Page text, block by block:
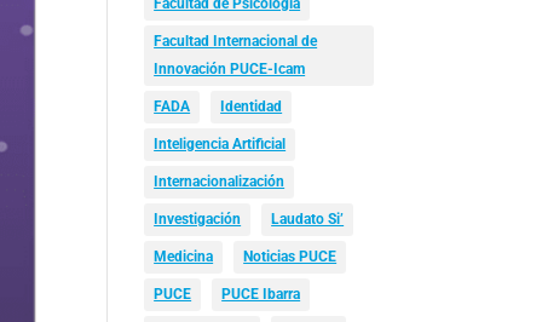
Facultad de Psicología
Facultad Internacional de
Innovación PUCE-Icam
FADA Identidad
Inteligencia Artificial
Internacionalización
Investigación Laudato Si’
Medicina Noticias PUCE
PUCE PUCE Ibarra